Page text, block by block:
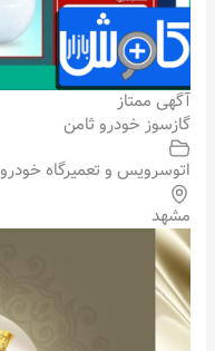
آگهی ممتاز
گازسوز خودرو ثامن
اتوسرویس و تعمیرگاه خودرو
مشهد